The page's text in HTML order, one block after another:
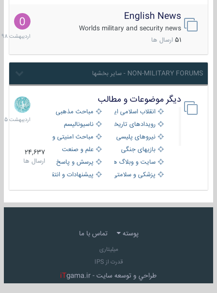
English News
Worlds military and security news
51 ارسال ها
10
1398
NON-MILITARY FORUMS - سایر بخشها
دیگر موضوعات و مطالب
انقلاب اسلامی ایران
مباحث مذهبی
رویدادهای تاریخی و مذهبیناسیونالیسم
نیروهای پلیسی
مباحث امنیتی و اطلاعاتی
بازیهای جنگی
علم و صنعت
سایت و وبلاگ ها
پرسش و پاسخ
پزشکی و سلامتی
پیشنهادات و انتقادات
24,637
ارسال ها
8
1405
پوسته تماس با ما
میلیتاری
قدرت از IPS
طراحي و توسعه سايت - iTgama.ir